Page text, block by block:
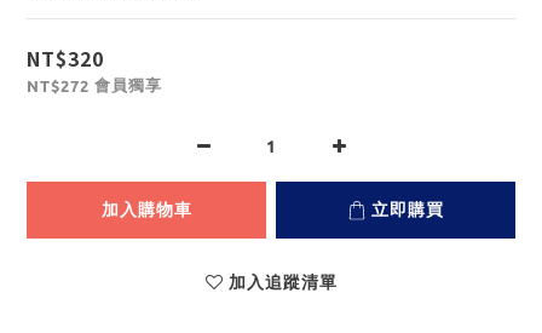
NT$320
NT$272 會員獨享
加入購物車 立即購買
加入追蹤清單